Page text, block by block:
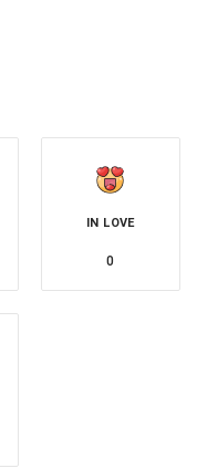
將您納入賜福賜財的
IN LOVE
0